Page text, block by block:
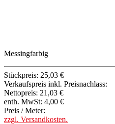
Messingfarbig
Stückpreis: 25,03 €
Verkaufspreis inkl. Preisnachlass:
Nettopreis: 21,03 €
enth. MwSt: 4,00 €
Preis / Meter:
zzgl. Versandkosten.